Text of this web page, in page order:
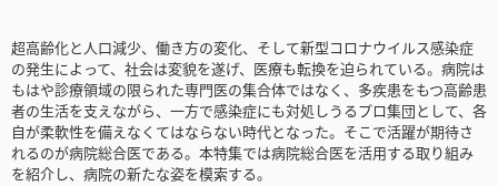
超高齢化と人口減少、働き方の変化、そして新型コロナウイルス感染症
の発生によって、社会は変貌を遂げ、医療も転換を迫られている。病院は
もはや診療領域の限られた専門医の集合体ではなく、多疾患をもつ高齢患
者の生活を支えながら、一方で感染症にも対処しうるプロ集団として、各
自が柔軟性を備えなくてはならない時代となった。そこで活躍が期待さ
れるのが病院総合医である。本特集では病院総合医を活用する取り組み
を紹介し、病院の新たな姿を模索する。